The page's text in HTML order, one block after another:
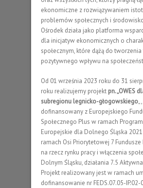
ekonomiczne z rozwiązywaniem
problemów społecznych i
Ośrodek działa jako platforma
dla inicjatyw ekonomicznych o
społecznym, które dążą do
pozytywnego wpływu na
Od 01 września 2023 roku do 31
roku realizujemy projekt pn. „OWES
subregionu legnicko-głogowskiego„,
dofinansowany z Europejskiego
Społecznego Plus w ramach
Europejskie dla Dolnego Śląska
ramach Osi Priorytetowej 7 Fundusze
na rzecz rynku pracy i włączenia
Dolnym Śląsku, działania 7.5
Projekt realizowany jest w ramach
dofinansowanie nr FEDS.07.05-